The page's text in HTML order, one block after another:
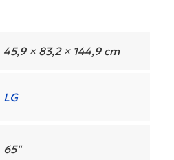
45,9 × 83,2 × 144,9 cm
LG
65"